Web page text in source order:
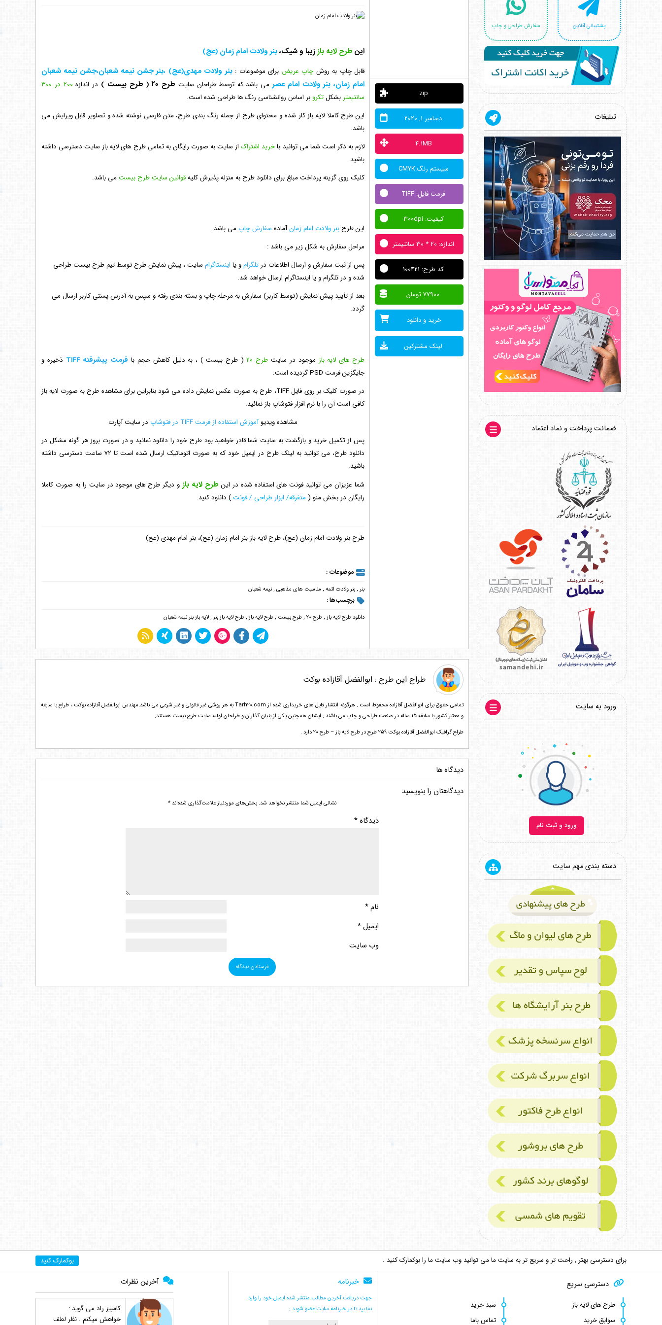
zip
دسامبر 1, 2020
4.1MB
سیستم رنگ:CMYK
فرمت فایل: TIFF
کیفیت: 300dpi
اندازه: 20 * 30 سانتیمتر
کد طرح: 100421
77900 تومان
خرید و دانلود
لینک مشترکین
این طرح لایه باز زیبا و شیک،بنر ولادت امام زمان (عج)
قابل چاپ به روش چاپ عریض برای موضوعات : بنر ولادت مهدی(عج) ،بنر جشن نیمه شعبان،جشن نیمه شعبان
امام زمان، بنر ولادت امام عصر می باشد که توسط طراحان سایت طرح ۲۰ ( طرح بیست ) در اندازه
200 در 300
سانتیمتربشکلتکرو بر اساس روانشناسی رنگ ها طراحی شده است.
این طرح کاملا لایه باز کار شده و محتوای طرح از جمله رنگ بندی طرح، متن فارسی نوشته شده و تصاویر قابل ویرایش می
باشد.
لازم به ذکر است شما می توانید باخرید اشتراک از سایت به صورت رایگان به تمامی طرح های لایه باز سایت دسترسی داشته
باشید.
کلیک روی گزینه پرداخت مبلغ برای دانلود طرح به منزله پذیرش کلیهقوانین سایت طرح بیستمی باشد.
این طرحبنر ولادت امام زمانآماده سفارش چاپ می باشد.
مراحل سفارش به شکل زیر می باشد :
پس از ثبت سفارش و ارسال اطلاعات درتلگرامو یا اینستاگرام سایت ، پیش نمایش طرح توسط تیم طرح بیست طراحی
شده و در تلگرام و یا اینستاگرام ارسال خواهد شد.
بعد از تأیید پیش نمایش (توسط کاربر) سفارش به مرحله چاپ و بسته بندی رفته و سپس به آدرس پستی کاربر ارسال می
گردد.
طرح های لایه باز موجود در سایت طرح ۲۰ ( طرح بیست ) ، به دلیل کاهش حجم با فرمت پیشرفته TIFF
ذخیره و
جایگزین فرمت PSD گردیده است.
در صورت کلیک بر روی فایل TIFF، طرح به صورت عکس نمایش داده می شود بنابراین برای مشاهده طرح به صورت لایه باز
کافی است آن را با نرم افزار فتوشاپ باز نمائید.
مشاهده ویدیوآموزش استفاده از فرمت TIFF در فتوشاپ
در سایت آپارت
پس از تکمیل خرید و بازگشت به سایت شما قادر خواهید بود طرح خود را دانلود نمائید و در صورت بروز هر گونه مشکل در
دانلود طرح، می توانید به لینک طرح در ایمیل خود که به صورت اتوماتیک ارسال شده است تا 72 ساعت دسترسی داشته
باشید.
شما عزیزان می توانید فونت های استفاده شده در این طرح لایه باز و دیگر طرح های موجود در سایت را به صورت کاملا
رایگان در بخش منو ( متفرقه/ ابزار طراحی / فونت) دانلود کنید.
طرح بنر ولادت امام زمان (عج)، طرح لایه باز بنر امام زمان (عج)، بنر امام مهدی (عج)
موضوعات :
بنر ,بنر ولادت ائمه , مناسبت های مذهبی ,نیمه شعبان
برچسب‌ها :
دانلود طرح لایه باز ,طرح 20 ,طرح بیست ,طرح لایه باز ,طرح لایه باز بنر ,لایه باز بنر نیمه شعبان
طراح این طرح : ابوالفضل آقازاده بوکت
تمامی حقوق برای ابوالفضل آقازاده محفوظ است . هرگونه انتشار فایل های خریداری شده از Tarh20.com به هر روشی غیر قانونی و غیر شرعی می باشد.مهندس ابوالفضل آقازاده بوکت ، طراح با سابقه
و معتبر کشور با سابقه 15 ساله در صنعت طراحی و چاپ می باشند . ایشان همچنین یکی از بنیان گذاران و طراحان اولیه سایت طرح بیست هستند.
طراح گرافیک ابوالفضل آقازاده بوکت 259 طرح در طرح لایه باز – طرح ۲۰ دارد .
دیدگاه ها
دیدگاهتان را بنویسید
نشانی ایمیل شما منتشر نخواهد شد. بخش‌های موردنیاز علامت‌گذاری شده‌اند*
دیدگاه*
نام*
ایمیل*
وب‌ سایت
پشتیبانی آنلاین سفارش طراحی و چاپ
تبلیغات
ضمانت پرداخت و نماد اعتماد
ورود به سایت
ورود و ثبت نام
دسته بندی مهم سایت
بوکمارک کنید برای دسترسی بهتر , راحت تر و سریع تر به سایت ما می توانید وب سایت ما را بوکمارک کنید .
آخرین نظرات
کامبیز رادمی گوید :
خواهش میکنم . نظر لطف
دسترسی سریع
طرح های لایه باز
سبد خرید
سوابق خرید
تماس باما
خبرنامه
جهت دریافت آخرین مطالب منتشر شده ایمیل خود را وارد
نمایید تا در خبرنامه سایت عضو شوید :